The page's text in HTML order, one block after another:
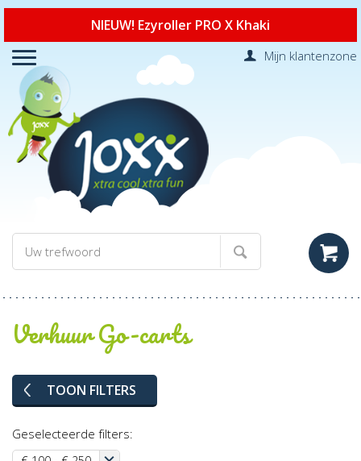
NIEUW! Ezyroller PRO X Khaki
Mijn klantenzone
Verhuur Go-carts
TOON FILTERS
Geselecteerde filters: